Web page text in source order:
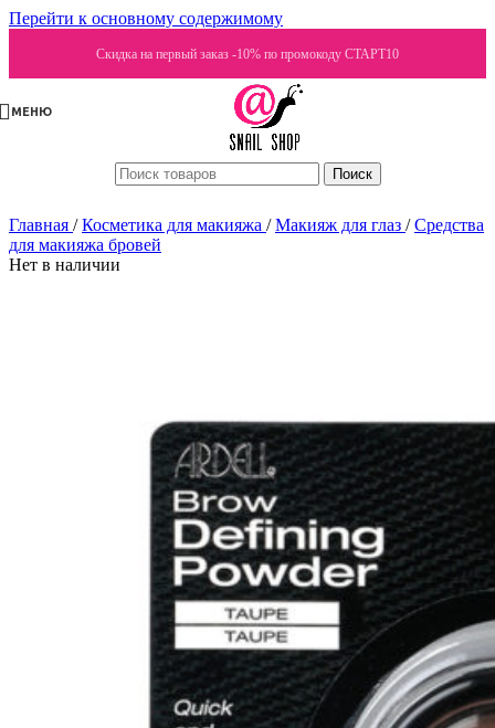
Перейти к основному содержимому
Скидка на первый заказ -10% по промокоду СТАРТ10
МЕНЮ
Поиск
Главная / Косметика для макияжа / Макияж для глаз / Средства
для макияжа бровей
Нет в наличии